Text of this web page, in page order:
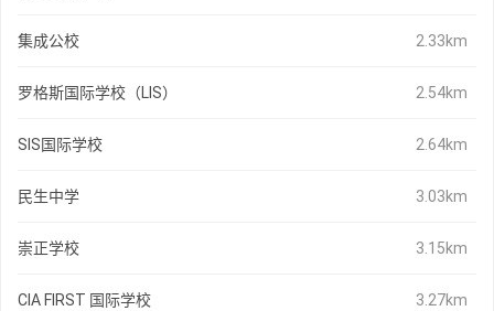
集成公校 2.33km
罗格斯国际学校（LIS） 2.54km
SIS国际学校 2.64km
民生中学 3.03km
崇正学校 3.15km
CIA FIRST 国际学校 3.27km